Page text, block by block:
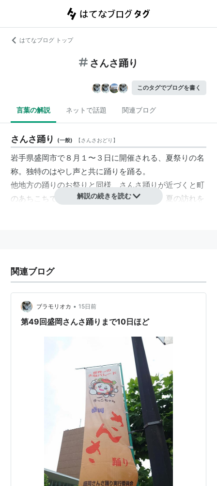
はてなブログ トップ
さんさ踊り
このタグでブログを書く
言葉の解説 ネットで話題 関連ブログ
さんさ踊り (一般) 【さんさおどり 】
岩手県盛岡市で８月１〜３日に開催される、夏祭りの名
称。独特のはやし声と共に踊りを踊る。
他地方の踊りのお祭りと同様、さんさ踊りが近づくと町
のあちこちで太鼓や笛の練習の音が聞こえ、夏の訪れを
解説の続きを読む
関連ブログ
ブラモリオカ • 15日前
第49回盛岡さんさ踊りまで10日ほど